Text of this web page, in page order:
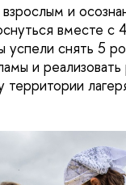
и
вместе с
снять 5
и
территории